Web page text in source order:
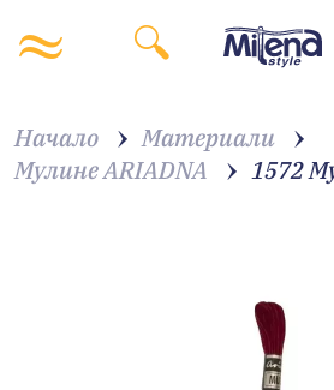
Начало
Материали
Мулине ARIADNA
1572